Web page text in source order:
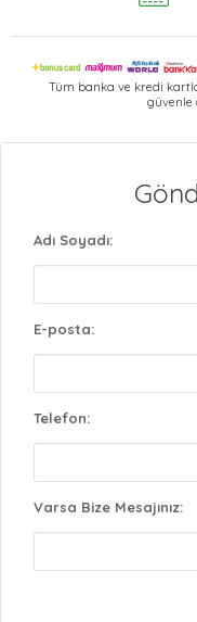
Tüm banka ve kredi
güvenle
Adı Soyadı:
E-posta:
Telefon:
Varsa Bize Mesajınız: